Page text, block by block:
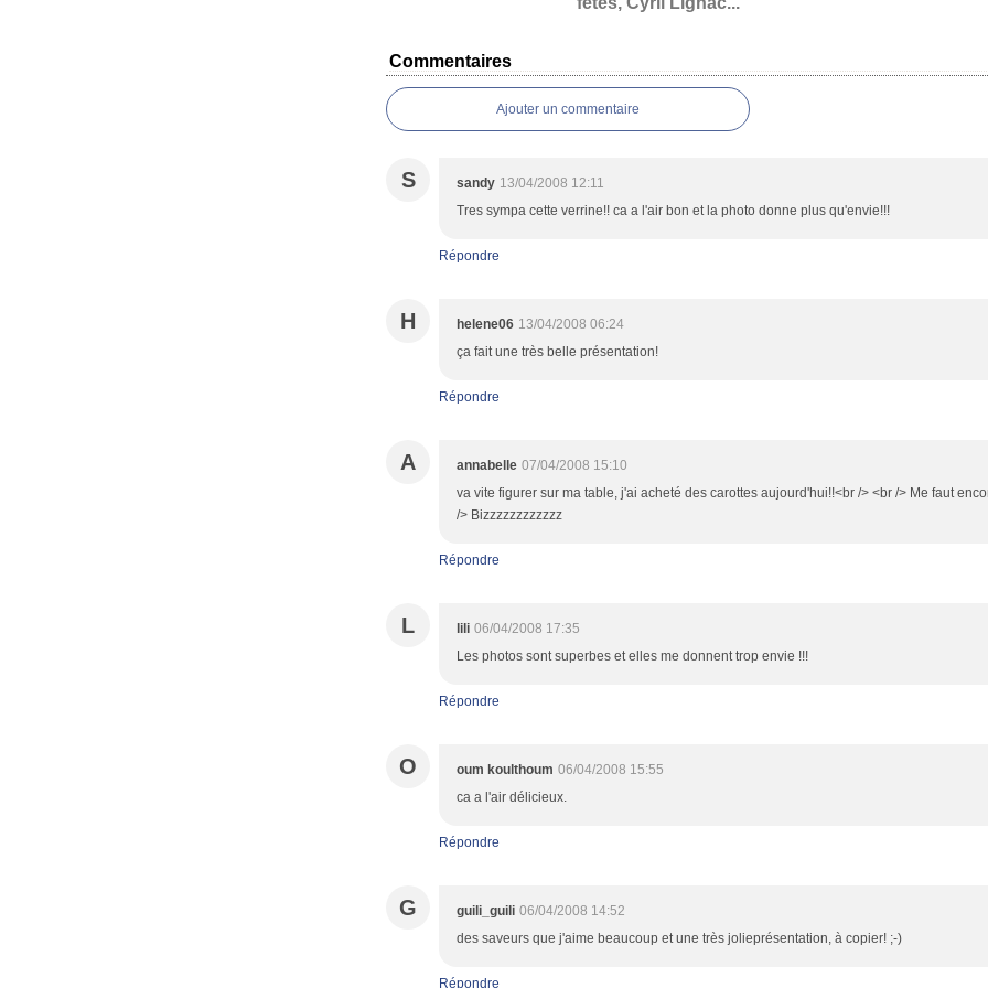
Commentaires
Ajouter un commentaire
S sandy 13/04/2008 12:11
Tres sympa cette verrine!! ca a l'air bon et la photo donne plus qu'envie!!!
Répondre
H helene06 13/04/2008 06:24
ça fait une très belle présentation!
Répondre
A annabelle 07/04/2008 15:10
va vite figurer sur ma table, j'ai acheté des carottes aujourd'hui!!<br /> <br /> Me faut
/> Bizzzzzzzzzzzz
Répondre
L lili 06/04/2008 17:35
Les photos sont superbes et elles me donnent trop envie !!!
Répondre
O oum koulthoum 06/04/2008 15:55
ca a l'air délicieux.
Répondre
G guili_guili 06/04/2008 14:52
des saveurs que j'aime beaucoup et une très jolieprésentation, à copier! ;-)
Répondre